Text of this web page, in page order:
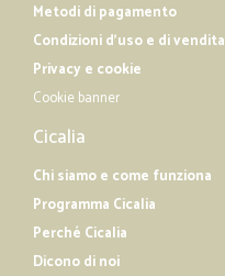
Metodi di pagamento
Condizioni d'uso e di vendita
Privacy e cookie
Cookie banner
Cicalia
Chi siamo e come funziona
Programma Cicalia
Perché Cicalia
Dicono di noi